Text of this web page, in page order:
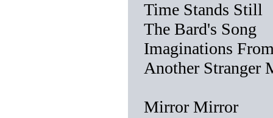
Time Stands Still
The Bard's Song
Imaginations
Another Stranger
Mirror Mirror